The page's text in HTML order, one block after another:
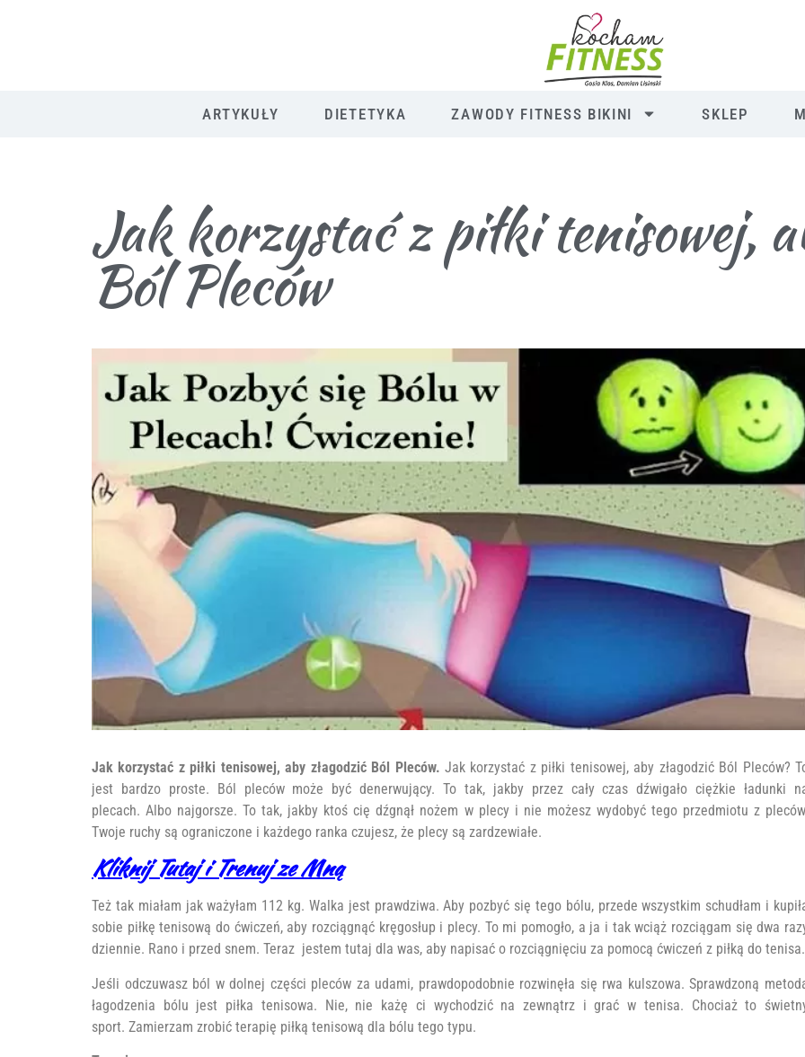
ARTYKUŁY DIETETYKA ZAWODY FITNESS BIKINI SKLEP
Jak korzystać z piłki tenisowej,
Ból Pleców
Jak korzystać z piłki tenisowej, aby złagodzić Ból Pleców. Jak korzystać z piłki tenisowej, aby złagodzić Ból Pleców?
jest bardzo proste. Ból pleców może być denerwujący. To tak, jakby przez cały czas dźwigało ciężkie ładunki
plecach. Albo najgorsze. To tak, jakby ktoś cię dźgnął nożem w plecy i nie możesz wydobyć tego przedmiotu z
Twoje ruchy są ograniczone i każdego ranka czujesz, że plecy są zardzewiałe.
Kliknij Tutaj i Trenuj ze Mną
Też tak miałam jak ważyłam 112 kg. Walka jest prawdziwa. Aby pozbyć się tego bólu, przede wszystkim schudłam i
sobie piłkę tenisową do ćwiczeń, aby rozciągnąć kręgosłup i plecy. To mi pomogło, a ja i tak wciąż rozciągam się dwa
dziennie. Rano i przed snem. Teraz jestem tutaj dla was, aby napisać o rozciągnięciu za pomocą ćwiczeń z piłką do tenisa.
Jeśli odczuwasz ból w dolnej części pleców za udami, prawdopodobnie rozwinęła się rwa kulszowa. Sprawdzoną
łagodzenia bólu jest piłka tenisowa. Nie, nie każę ci wychodzić na zewnątrz i grać w tenisa. Chociaż to
sport. Zamierzam zrobić terapię piłką tenisową dla bólu tego typu.